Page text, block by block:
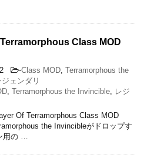
Class MOD
-Class MOD Terramorphous the
ジェンダリ
Terramorphous the Invincible
レジ
Of Terramorphous Class MOD
the Invincibleがドロップす
用の …